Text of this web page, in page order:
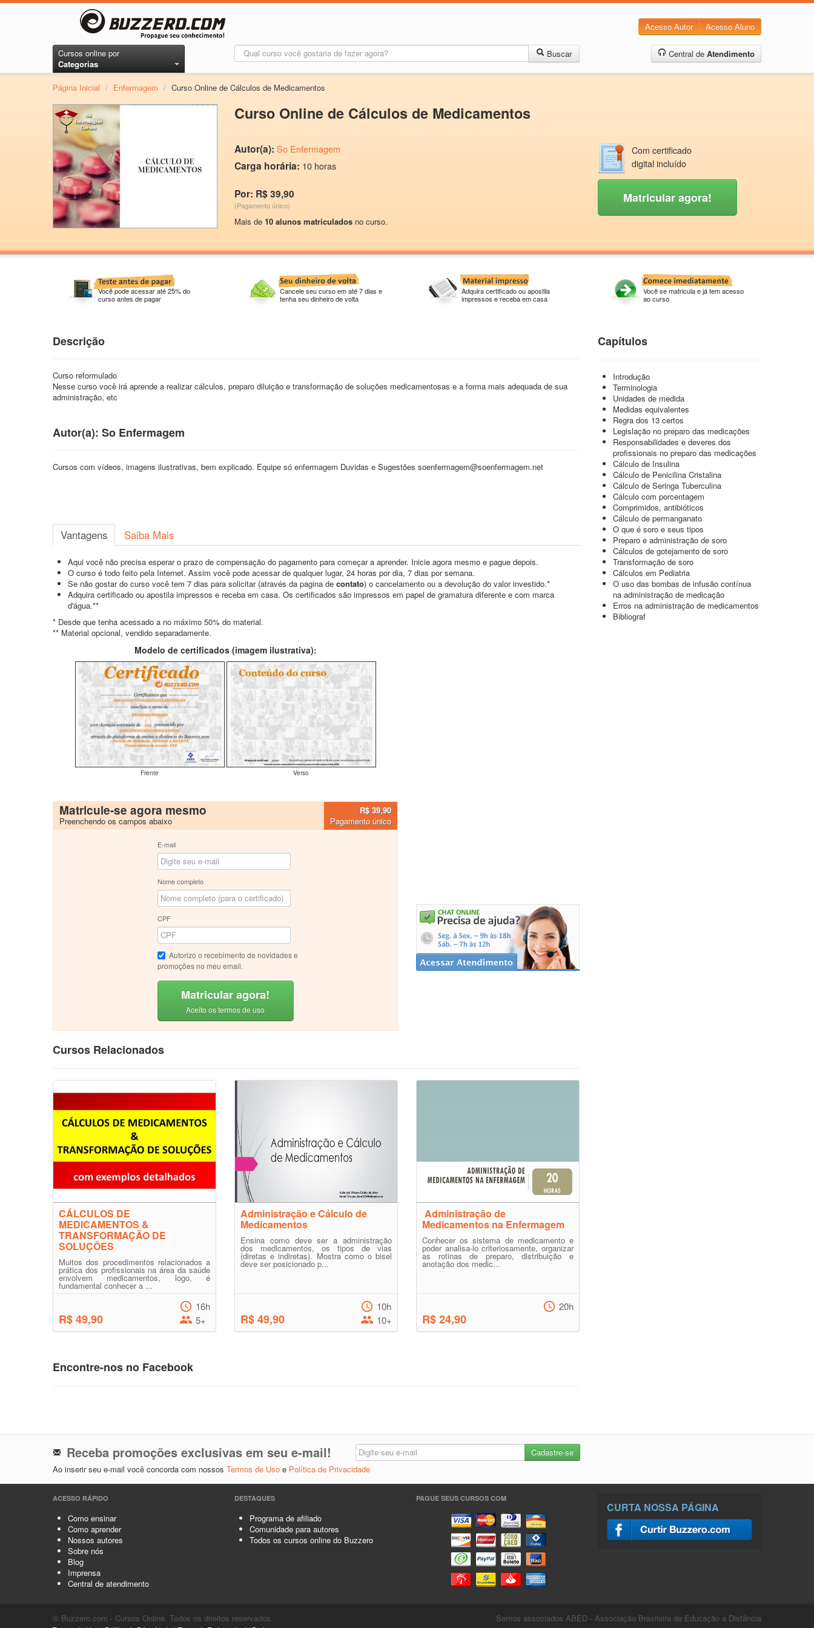
Acesso Autor Acesso Aluno
Cursos online por
Categorias
Buscar Central de Atendimento
Página Inicial / Enfermagem / Curso Online de Cálculos de Medicamentos
Curso Online de Cálculos de Medicamentos
Autor(a): So Enfermagem
Carga horária: 10 horas
Por: R$ 39,90
(Pagamento único)
Mais de 10 alunos matriculados no curso.
Com certificado
digital incluído
Matricular agora!
Você pode acessar até 25% do
curso antes de pagar
Cancele seu curso em até 7 dias e
tenha seu dinheiro de volta
Adquira certificado ou apostila
impressos e receba em casa
Você se matricula e já tem acesso
ao curso
Descrição
Curso reformulado
Nesse curso você irá aprende a realizar cálculos, preparo diluição e transformação de soluções medicamentosas e a forma mais adequada de sua
administração, etc
Autor(a): So Enfermagem
Cursos com vídeos, imagens ilustrativas, bem explicado. Equipe só enfermagem Duvidas e Sugestões soenfermagem@soenfermagem.net
Vantagens Saiba Mais
Aqui você não precisa esperar o prazo de compensação do pagamento para começar a aprender. Inicie agora mesmo e pague depois.
O curso é todo feito pela Internet. Assim você pode acessar de qualquer lugar, 24 horas por dia, 7 dias por semana.
Se não gostar do curso você tem 7 dias para solicitar (através da pagina de contato) o cancelamento ou a devolução do valor investido.*
Adquira certificado ou apostila impressos e receba em casa. Os certificados são impressos em papel de gramatura diferente e com marca
d'água.**
* Desde que tenha acessado a no máximo 50% do material.
** Material opcional, vendido separadamente.
Modelo de certificados (imagem ilustrativa):
Frente Verso
Matricule-se agora mesmo
Preenchendo os campos abaixo
R$ 39,90
Pagamento único
E-mail
Nome completo
CPF
Autorizo o recebimento de novidades e
promoções no meu email.
Matricular agora!
Aceito os termos de uso
Cursos Relacionados
CÁLCULOS DE
MEDICAMENTOS &
TRANSFORMAÇÃO DE
SOLUÇÕES
Muitos dos procedimentos relacionados a
prática dos profissionais na área da saúde
envolvem medicamentos, logo, é
fundamental conhecer a ...
R$ 49,90
16h
5+
Administração e Cálculo de
Medicamentos
Ensina como deve ser a administração
dos medicamentos, os tipos de vias
(diretas e indiretas). Mostra como o bisel
deve ser posicionado p...
R$ 49,90
10h
10+
Administração de
Medicamentos na Enfermagem
Conhecer os sistema de medicamento e
poder analisa-lo criteriosamente, organizar
as rotinas de preparo, distribuição e
anotação dos medic...
R$ 24,90
20h
Encontre-nos no Facebook
Capítulos
Introdução
Terminologia
Unidades de medida
Medidas equivalentes
Regra dos 13 certos
Legislação no preparo das medicações
Responsabilidades e deveres dos
profissionais no preparo das medicações
Cálculo de Insulina
Cálculo de Penicilina Cristalina
Cálculo de Seringa Tuberculina
Cálculo com porcentagem
Comprimidos, antibióticos
Cálculo de permanganato
O que é soro e seus tipos
Preparo e administração de soro
Cálculos de gotejamento de soro
Transformação de soro
Cálculos em Pediatria
O uso das bombas de infusão contínua
na administração de medicação
Erros na administração de medicamentos
Bibliograf
Receba promoções exclusivas em seu e-mail!
Ao inserir seu e-mail você concorda com nossos Termos de Uso e Política de Privacidade
ACESSO RÁPIDO
Como ensinar
Como aprender
Nossos autores
Sobre nós
Blog
Imprensa
Central de atendimento
DESTAQUES
Programa de afiliado
Comunidade para autores
Todos os cursos online do Buzzero
PAGUE SEUS CURSOS COM
CURTA NOSSA PÁGINA
© Buzzero.com - Cursos Online. Todos os direitos reservados. Somos associados ABED - Associação Brasileira de Educação a Distância